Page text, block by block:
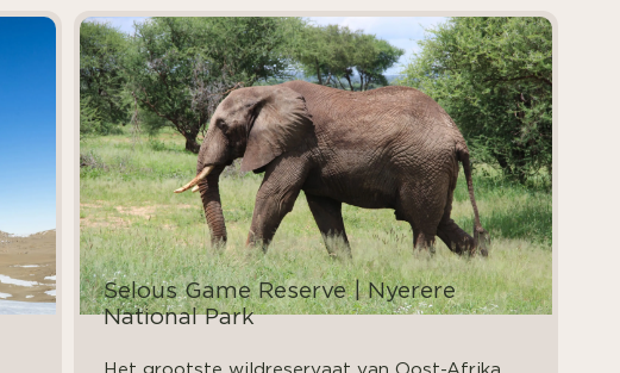
Selous Game Reserve | Nyerere
National Park